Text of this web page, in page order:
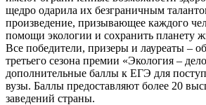
щедро одарила их безграничным
произведение, призывающее каждого
помощи экологии и сохранить планету
Все победители, призеры и лауреаты –
третьего сезона премии «Экология –
дополнительные баллы к ЕГЭ для
вузы. Баллы предоставляют более 20
заведений страны.